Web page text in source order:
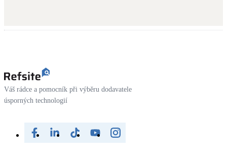
Váš rádce a pomocník při výběru dodavatele
úsporných technologií